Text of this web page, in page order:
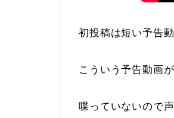
初投稿は短い予告
こういう予告動画
喋っていないので